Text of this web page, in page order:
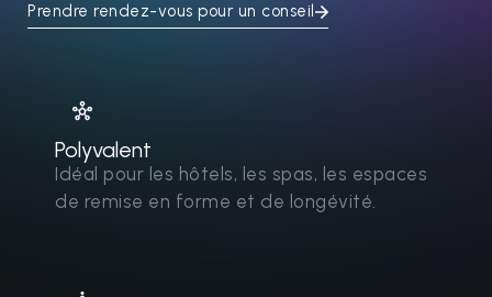
Prendre rendez-vous pour un conseil
Polyvalent
Idéal pour les hôtels, les spas, les espaces
de remise en forme et de longévité.